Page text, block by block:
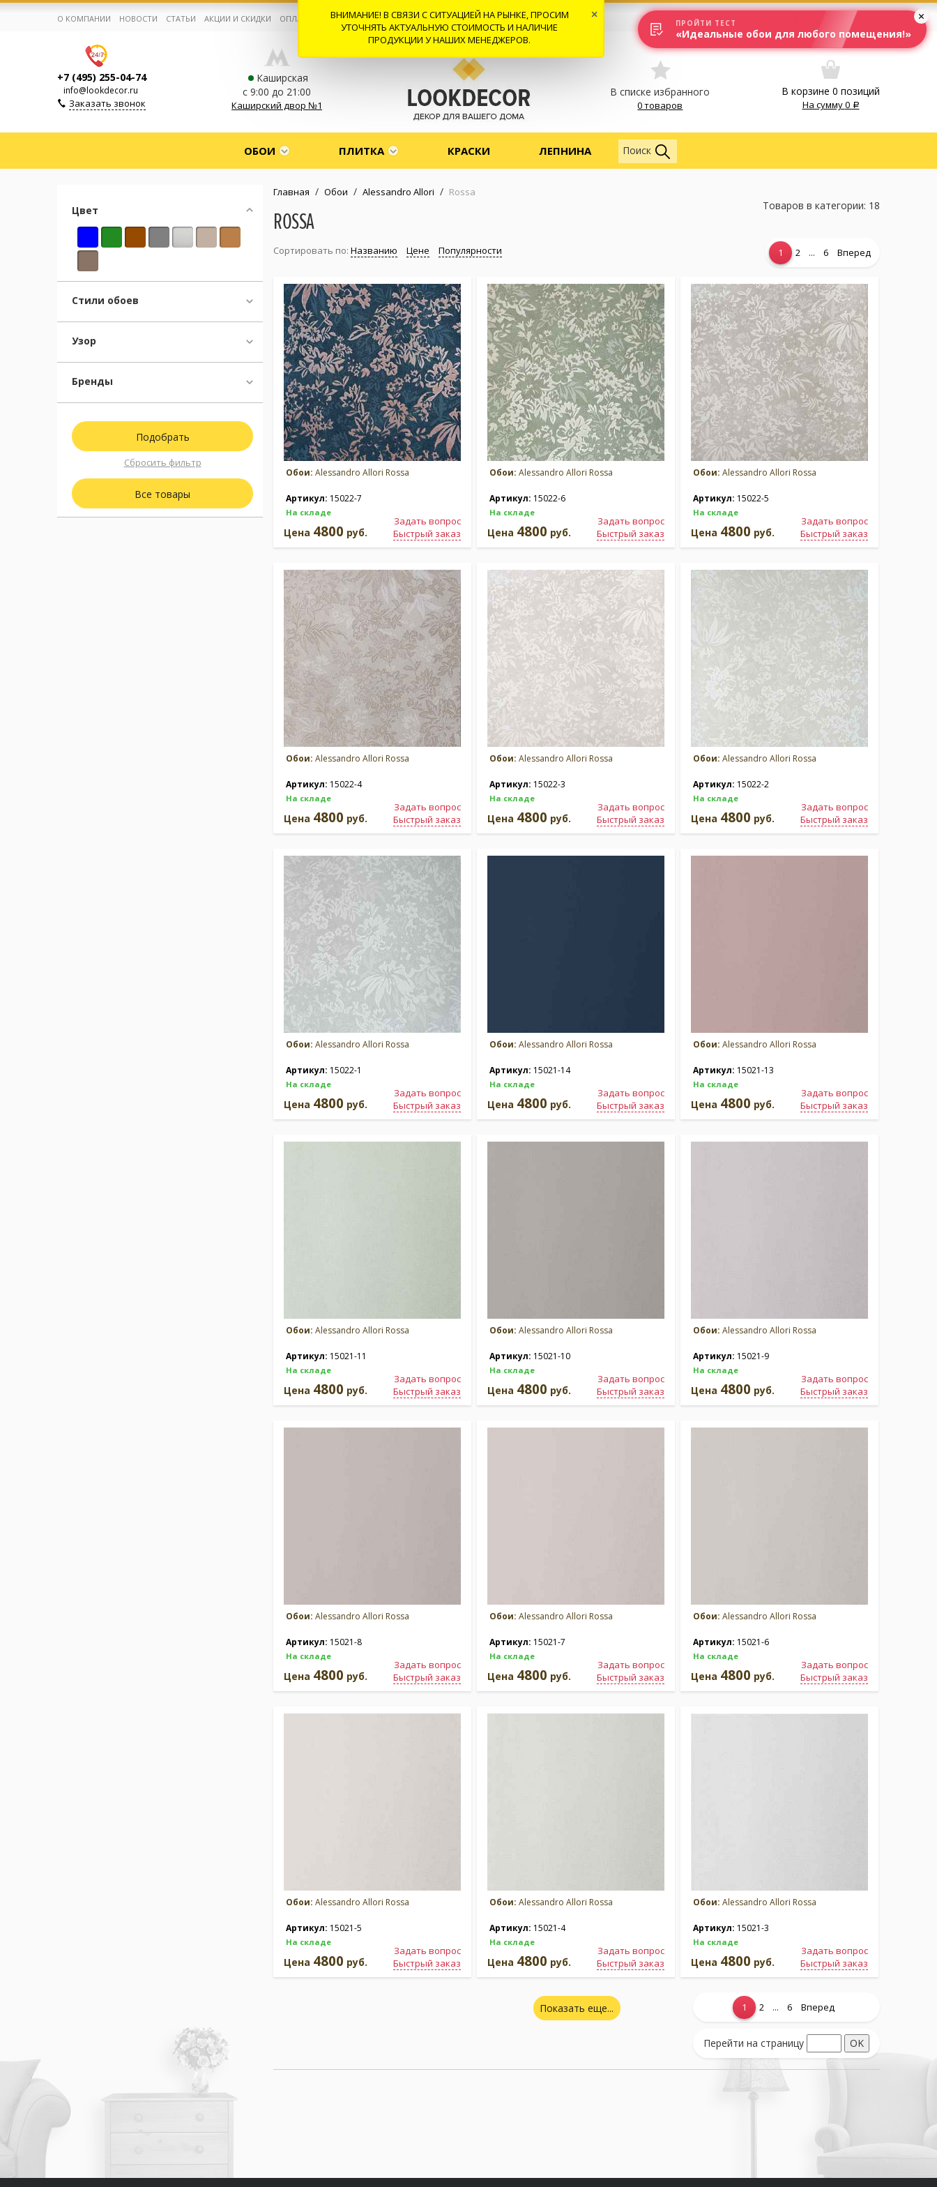
Корзина:0
Избранное:0 товаров
Каталог
Компания
Личный кабинет
Москва
Заказать обратный звонок
О КОМПАНИИ НОВОСТИ СТАТЬИ АКЦИИ И СКИДКИ ОПЛАТА И ДОСТАВКА СОТРУДНИЧЕСТВО КОНТАКТЫ ОТЗЫВЫ Москва
+7 (495) 255-04-74
info@lookdecor.ru
Заказать звонок
Каширская
с 9:00 до 21:00
Каширский двор №1
В списке избранного
0 товаров
В корзине 0 позиций
На сумму0
ОБОИ ПЛИТКА КРАСКИ ЛЕПНИНА Везде
Поиск
Цвет
Стили обоев
Узор
Бренды
Сбросить фильтр
Все товары
Главная / Обои / Alessandro Allori / Rossa
ROSSA
Товаров в категории: 18
Сортировать по: Названию Цене Популярности 1 2 ... 6 Вперед
Обои: Alessandro Allori Rossa
Артикул: 15022-7
На складе
Задать вопрос
Быстрый заказ
Цена 4800 руб.
Обои: Alessandro Allori Rossa
Артикул: 15022-6
На складе
Задать вопрос
Быстрый заказ
Цена 4800 руб.
Обои: Alessandro Allori Rossa
Артикул: 15022-5
На складе
Задать вопрос
Быстрый заказ
Цена 4800 руб.
Обои: Alessandro Allori Rossa
Артикул: 15022-4
На складе
Задать вопрос
Быстрый заказ
Цена 4800 руб.
Обои: Alessandro Allori Rossa
Артикул: 15022-3
На складе
Задать вопрос
Быстрый заказ
Цена 4800 руб.
Обои: Alessandro Allori Rossa
Артикул: 15022-2
На складе
Задать вопрос
Быстрый заказ
Цена 4800 руб.
Обои: Alessandro Allori Rossa
Артикул: 15022-1
На складе
Задать вопрос
Быстрый заказ
Цена 4800 руб.
Обои: Alessandro Allori Rossa
Артикул: 15021-14
На складе
Задать вопрос
Быстрый заказ
Цена 4800 руб.
Обои: Alessandro Allori Rossa
Артикул: 15021-13
На складе
Задать вопрос
Быстрый заказ
Цена 4800 руб.
Обои: Alessandro Allori Rossa
Артикул: 15021-11
На складе
Задать вопрос
Быстрый заказ
Цена 4800 руб.
Обои: Alessandro Allori Rossa
Артикул: 15021-10
На складе
Задать вопрос
Быстрый заказ
Цена 4800 руб.
Обои: Alessandro Allori Rossa
Артикул: 15021-9
На складе
Задать вопрос
Быстрый заказ
Цена 4800 руб.
Обои: Alessandro Allori Rossa
Артикул: 15021-8
На складе
Задать вопрос
Быстрый заказ
Цена 4800 руб.
Обои: Alessandro Allori Rossa
Артикул: 15021-7
На складе
Задать вопрос
Быстрый заказ
Цена 4800 руб.
Обои: Alessandro Allori Rossa
Артикул: 15021-6
На складе
Задать вопрос
Быстрый заказ
Цена 4800 руб.
Обои: Alessandro Allori Rossa
Артикул: 15021-5
На складе
Задать вопрос
Быстрый заказ
Цена 4800 руб.
Обои: Alessandro Allori Rossa
Артикул: 15021-4
На складе
Задать вопрос
Быстрый заказ
Цена 4800 руб.
Обои: Alessandro Allori Rossa
Артикул: 15021-3
На складе
Задать вопрос
Быстрый заказ
Цена 4800 руб.
Показать еще... 1 2 ... 6 Вперед
Перейти на страницу
ВНИМАНИЕ! В СВЯЗИ С СИТУАЦИЕЙ НА РЫНКЕ, ПРОСИМ
УТОЧНЯТЬ АКТУАЛЬНУЮ СТОИМОСТЬ И НАЛИЧИЕ
ПРОДУКЦИИ У НАШИХ МЕНЕДЖЕРОВ.
×
ПРОЙТИ ТЕСТ
«Идеальные обои для любого помещения!»